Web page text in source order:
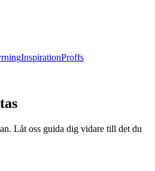
InspirationProffs
Låt oss guida dig vidare till det du